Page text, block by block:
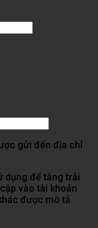
gửi đến địa chỉ
dụng để tăng trải
vào tài khoản
được mô tả